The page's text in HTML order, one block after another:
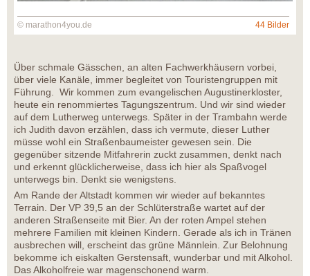
© marathon4you.de 44 Bilder
Über schmale Gässchen, an alten Fachwerkhäusern vorbei,
über viele Kanäle, immer begleitet von Touristengruppen mit
Führung. Wir kommen zum evangelischen Augustinerkloster,
heute ein renommiertes Tagungszentrum. Und wir sind wieder
auf dem Lutherweg unterwegs. Später in der Trambahn werde
ich Judith davon erzählen, dass ich vermute, dieser Luther
müsse wohl ein Straßenbaumeister gewesen sein. Die
gegenüber sitzende Mitfahrerin zuckt zusammen, denkt nach
und erkennt glücklicherweise, dass ich hier als Spaßvogel
unterwegs bin. Denkt sie wenigstens.
Am Rande der Altstadt kommen wir wieder auf bekanntes
Terrain. Der VP 39,5 an der Schlüterstraße wartet auf der
anderen Straßenseite mit Bier. An der roten Ampel stehen
mehrere Familien mit kleinen Kindern. Gerade als ich in Tränen
ausbrechen will, erscheint das grüne Männlein. Zur Belohnung
bekomme ich eiskalten Gerstensaft, wunderbar und mit Alkohol.
Das Alkoholfreie war magenschonend warm.